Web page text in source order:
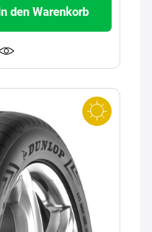
In den Warenkorb